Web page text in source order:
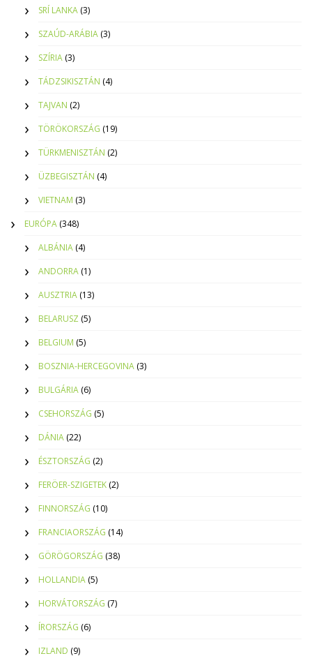
SRÍ LANKA (3)
SZAÚD-ARÁBIA (3)
SZÍRIA (3)
TÁDZSIKISZTÁN (4)
TAJVAN (2)
TÖRÖKORSZÁG (19)
TÜRKMENISZTÁN (2)
ÜZBEGISZTÁN (4)
VIETNAM (3)
EURÓPA (348)
ALBÁNIA (4)
ANDORRA (1)
AUSZTRIA (13)
BELARUSZ (5)
BELGIUM (5)
BOSZNIA-HERCEGOVINA (3)
BULGÁRIA (6)
CSEHORSZÁG (5)
DÁNIA (22)
ÉSZTORSZÁG (2)
FERÖER-SZIGETEK (2)
FINNORSZÁG (10)
FRANCIAORSZÁG (14)
GÖRÖGORSZÁG (38)
HOLLANDIA (5)
HORVÁTORSZÁG (7)
ÍRORSZÁG (6)
IZLAND (9)